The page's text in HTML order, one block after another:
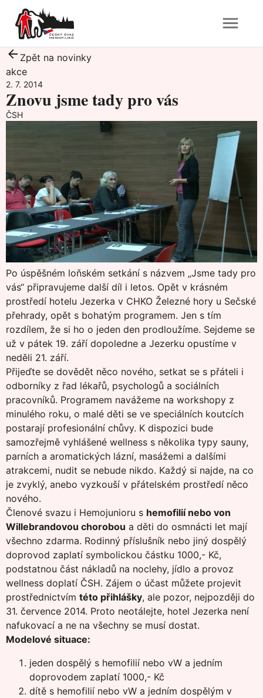
Zpět na novinky
akce
2. 7. 2014
Znovu jsme tady pro vás
ČSH
Po úspěšném loňském setkání s názvem „Jsme tady pro
vás“ připravujeme další díl i letos. Opět v krásném
prostředí hotelu Jezerka v CHKO Železné hory u Sečské
přehrady, opět s bohatým programem. Jen s tím
rozdílem, že si ho o jeden den prodloužíme. Sejdeme se
už v pátek 19. září dopoledne a Jezerku opustíme v
neděli 21. září.
Přijeďte se dovědět něco nového, setkat se s přáteli i
odborníky z řad lékařů, psychologů a sociálních
pracovníků. Programem navážeme na workshopy z
minulého roku, o malé děti se ve speciálních koutcích
postarají profesionální chůvy. K dispozici bude
samozřejmě vyhlášené wellness s několika typy sauny,
parních a aromatických lázní, masážemi a dalšími
atrakcemi, nudit se nebude nikdo. Každý si najde, na co
je zvyklý, anebo vyzkouší v přátelském prostředí něco
nového.
Členové svazu i Hemojunioru s hemofilií nebo von
Willebrandovou chorobou a děti do osmnácti let mají
všechno zdarma. Rodinný příslušník nebo jiný dospělý
doprovod zaplatí symbolickou částku 1000,- Kč,
podstatnou část nákladů na noclehy, jídlo a provoz
wellness doplatí ČSH. Zájem o účast můžete projevit
prostřednictvím této přihlášky, ale pozor, nejpozději do
31. července 2014. Proto neotálejte, hotel Jezerka není
nafukovací a ne na všechny se musí dostat.
Modelové situace:
jeden dospělý s hemofilií nebo vW a jedním
doprovodem zaplatí 1000,- Kč
dítě s hemofilií nebo vW a jedním dospělým v